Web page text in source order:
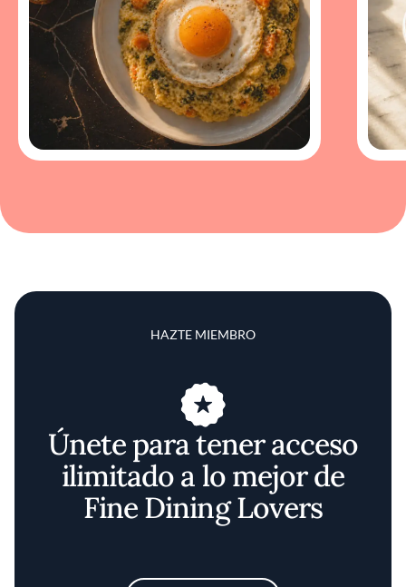
HAZTE MIEMBRO
Únete para tener acceso
ilimitado a lo mejor de
Fine Dining Lovers